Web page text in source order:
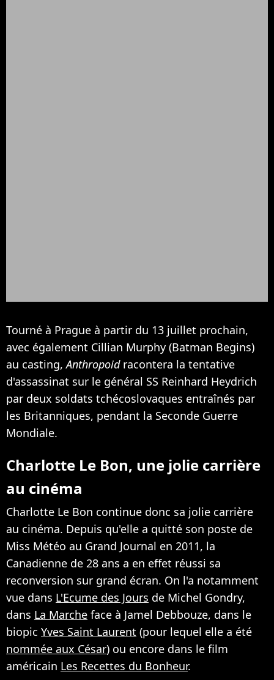
Tourné à Prague à partir du 13 juillet prochain,
avec également Cillian Murphy (Batman Begins)
au casting,Anthropoidracontera la tentative
d'assassinat sur le général SS Reinhard Heydrich
par deux soldats tchécoslovaques entraînés par
les Britanniques, pendant la Seconde Guerre
Mondiale.
Charlotte Le Bon, une jolie carrière
au cinéma
Charlotte Le Bon continue donc sa jolie carrière
au cinéma. Depuis qu'elle a quitté son poste de
Miss Météo au Grand Journal en 2011, la
Canadienne de 28 ans a en effet réussi sa
reconversion sur grand écran. On l'a notamment
vue dans L'Ecume des Jours de Michel Gondry,
dans La Marche face à Jamel Debbouze, dans le
biopic Yves Saint Laurent (pour lequel elle a été
nommée aux César) ou encore dans le film
américain Les Recettes du Bonheur.